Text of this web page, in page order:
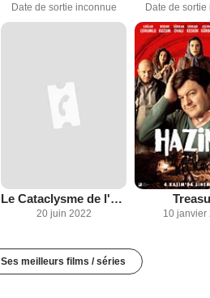
Date de sortie inconnue Date de sortie
Le Cataclysme de l'amour
20 juin 2022 10 janvier
Ses meilleurs films / séries